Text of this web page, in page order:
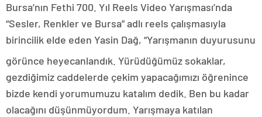
Bursa’nın Fethi 700. Yıl Reels Video Yarışması’nda
“Sesler, Renkler ve Bursa” adlı reels çalışmasıyla
birincilik elde eden Yasin Dağ, “Yarışmanın duyurusunu
görünce heyecanlandık. Yürüdüğümüz sokaklar,
gezdiğimiz caddelerde çekim yapacağımızı öğrenince
bizde kendi yorumumuzu katalım dedik. Ben bu kadar
olacağını düşünmüyordum. Yarışmaya katılan